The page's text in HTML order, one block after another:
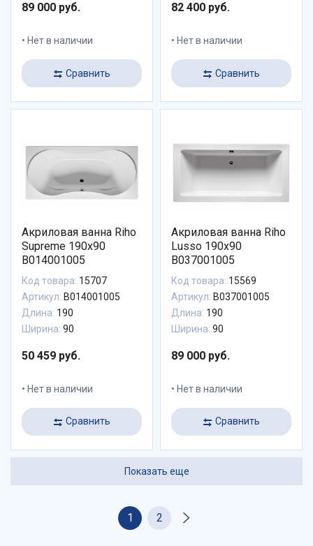
89 000 руб.
Нет в наличии
Сравнить
82 400 руб.
Нет в наличии
Сравнить
Акриловая ванна Riho
Supreme 190x90
B014001005
Код товара: 15707
Артикул: B014001005
Длина: 190
Ширина: 90
50 459 руб.
Нет в наличии
Сравнить
Акриловая ванна Riho
Lusso 190x90
B037001005
Код товара: 15569
Артикул: B037001005
Длина: 190
Ширина: 90
89 000 руб.
Нет в наличии
Сравнить
Показать еще
1 2